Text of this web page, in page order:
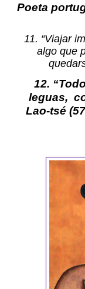
Poeta
11. “Viajar
algo que
12.
leguas,
Lao-tsé